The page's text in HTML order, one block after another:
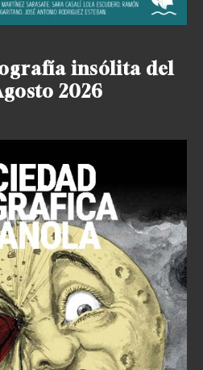
insólita del
2026